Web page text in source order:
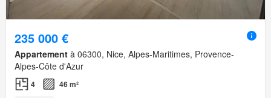
235 000 €
Appartement à 06300, Nice, Alpes-Maritimes, Provence-
Alpes-Côte d'Azur
4 46 m²